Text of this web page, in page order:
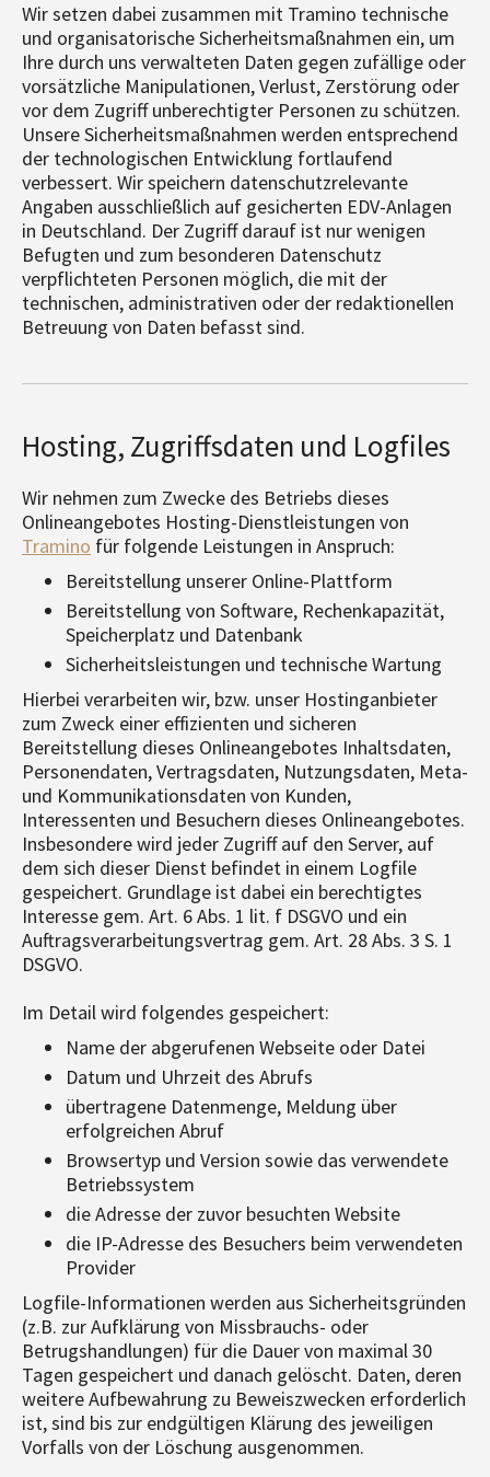
Wir setzen dabei zusammen mit Tramino technische
und organisatorische Sicherheitsmaßnahmen ein, um
Ihre durch uns verwalteten Daten gegen zufällige oder
vorsätzliche Manipulationen, Verlust, Zerstörung oder
vor dem Zugriff unberechtigter Personen zu schützen.
Unsere Sicherheitsmaßnahmen werden entsprechend
der technologischen Entwicklung fortlaufend
verbessert. Wir speichern datenschutzrelevante
Angaben ausschließlich auf gesicherten EDV-Anlagen
in Deutschland. Der Zugriff darauf ist nur wenigen
Befugten und zum besonderen Datenschutz
verpflichteten Personen möglich, die mit der
technischen, administrativen oder der redaktionellen
Betreuung von Daten befasst sind.
Hosting, Zugriffsdaten und Logfiles
Wir nehmen zum Zwecke des Betriebs dieses
Onlineangebotes Hosting-Dienstleistungen von
Tramino für folgende Leistungen in Anspruch:
Bereitstellung unserer Online-Plattform
Bereitstellung von Software, Rechenkapazität,
Speicherplatz und Datenbank
Sicherheitsleistungen und technische Wartung
Hierbei verarbeiten wir, bzw. unser Hostinganbieter
zum Zweck einer effizienten und sicheren
Bereitstellung dieses Onlineangebotes Inhaltsdaten,
Personendaten, Vertragsdaten, Nutzungsdaten, Meta-
und Kommunikationsdaten von Kunden,
Interessenten und Besuchern dieses Onlineangebotes.
Insbesondere wird jeder Zugriff auf den Server, auf
dem sich dieser Dienst befindet in einem Logfile
gespeichert. Grundlage ist dabei ein berechtigtes
Interesse gem. Art. 6 Abs. 1 lit. f DSGVO und ein
Auftragsverarbeitungsvertrag gem. Art. 28 Abs. 3 S. 1
DSGVO.
Im Detail wird folgendes gespeichert:
Name der abgerufenen Webseite oder Datei
Datum und Uhrzeit des Abrufs
übertragene Datenmenge, Meldung über
erfolgreichen Abruf
Browsertyp und Version sowie das verwendete
Betriebssystem
die Adresse der zuvor besuchten Website
die IP-Adresse des Besuchers beim verwendeten
Provider
Logfile-Informationen werden aus Sicherheitsgründen
(z.B. zur Aufklärung von Missbrauchs- oder
Betrugshandlungen) für die Dauer von maximal 30
Tagen gespeichert und danach gelöscht. Daten, deren
weitere Aufbewahrung zu Beweiszwecken erforderlich
ist, sind bis zur endgültigen Klärung des jeweiligen
Vorfalls von der Löschung ausgenommen.